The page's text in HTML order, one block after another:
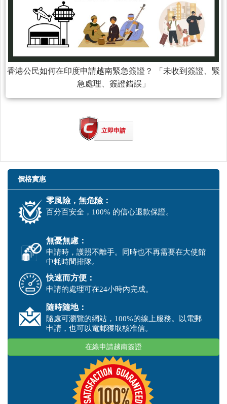
香港公民如何在印度申請越南緊急簽證？ 「未收到簽證、緊
急處理、簽證錯誤」
立即申請
價格實惠
零風險，無危險：
百分百安全，100% 的信心退款保證。
無憂無慮：
申請時，護照不離手。同時也不再需要在大使館
中耗時間排隊。
快速而方便：
申請的處理可在24小時內完成。
隨時隨地：
隨處可瀏覽的網站，100%的線上服務。以電郵
申請，也可以電郵獲取核准信。
在線申請越南簽證